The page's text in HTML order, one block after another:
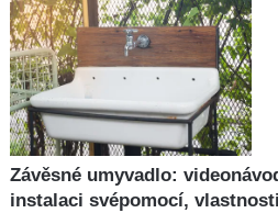
Závěsné umyvadlo:
instalaci svépomocí, vlastnosti